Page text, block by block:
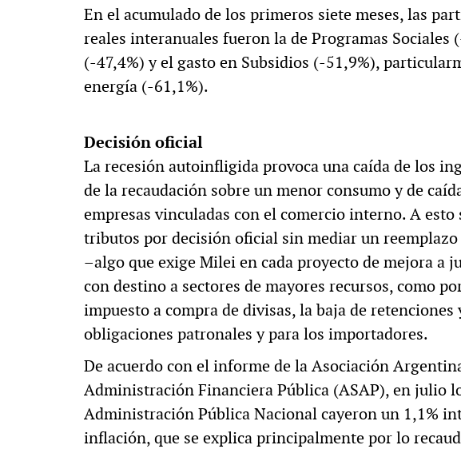
En el acumulado de los primeros siete meses, las
reales interanuales fueron la de Programas Sociales
(-47,4%) y el gasto en Subsidios (-51,9%),
energía (-61,1%).
Decisión oficial
La recesión autoinfligida provoca una caída de los
de la recaudación sobre un menor consumo y de
empresas vinculadas con el comercio interno. A esto
tributos por decisión oficial sin mediar un reemplazo
–algo que exige Milei en cada proyecto de mejora a
con destino a sectores de mayores recursos, como
impuesto a compra de divisas, la baja de retenciones
obligaciones patronales y para los importadores.
De acuerdo con el informe de la Asociación
Administración Financiera Pública (ASAP), en julio
Administración Pública Nacional cayeron un 1,1%
inflación, que se explica principalmente por lo